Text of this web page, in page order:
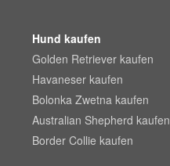
Hund kaufen
Golden Retriever kaufen
Havaneser kaufen
Bolonka Zwetna kaufen
Australian Shepherd kaufen
Border Collie kaufen